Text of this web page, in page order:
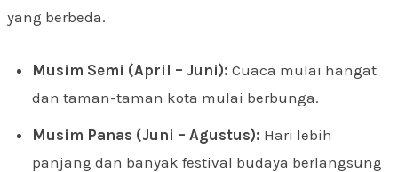
yang berbeda.
Musim Semi (April – Juni): Cuaca mulai hangat
dan taman-taman kota mulai berbunga.
Musim Panas (Juni – Agustus): Hari lebih
panjang dan banyak festival budaya berlangsung